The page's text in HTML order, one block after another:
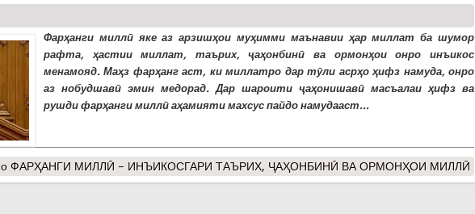
Фарҳанги миллӣ яке аз арзишҳои муҳимми маънавии ҳар миллат ба шумор
рафта, ҳастии миллат, таърих, ҷаҳонбинӣ ва ормонҳои онро инъикос
менамояд. Маҳз фарҳанг аст, ки миллатро дар тӯли асрҳо ҳифз намуда, онро
аз нобудшавӣ эмин медорад. Дар шароити ҷаҳонишавӣ масъалаи ҳифз ва
рушди фарҳанги миллӣ аҳамияти махсус пайдо намудааст...
о ФАРҲАНГИ МИЛЛӢ – ИНЪИКОСГАРИ ТАЪРИХ, ҶАҲОНБИНӢ ВА ОРМОНҲОИ МИЛЛӢ